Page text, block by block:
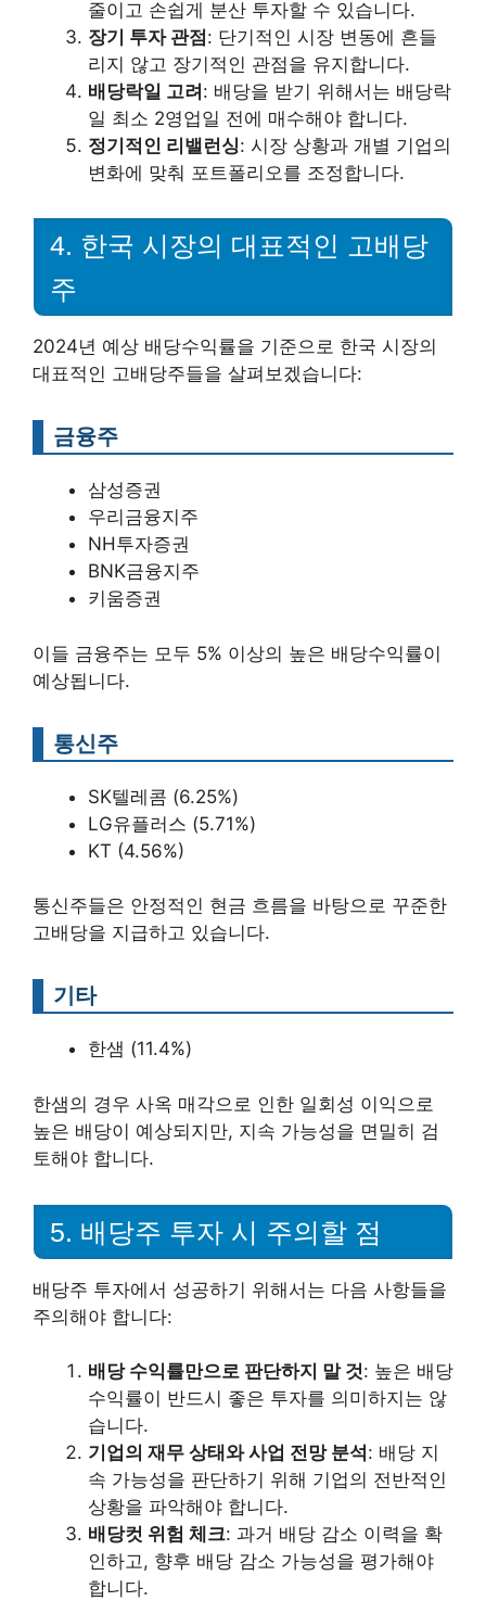
줄이고 손쉽게 분산 투자할 수 있습니다.
장기 투자 관점: 단기적인 시장 변동에 흔들
리지 않고 장기적인 관점을 유지합니다.
배당락일 고려: 배당을 받기 위해서는 배당락
일 최소 2영업일 전에 매수해야 합니다.
정기적인 리밸런싱: 시장 상황과 개별 기업의
변화에 맞춰 포트폴리오를 조정합니다.
4. 한국 시장의 대표적인 고배당
주
2024년 예상 배당수익률을 기준으로 한국 시장의
대표적인 고배당주들을 살펴보겠습니다:
금융주
삼성증권
우리금융지주
NH투자증권
BNK금융지주
키움증권
이들 금융주는 모두 5% 이상의 높은 배당수익률이
예상됩니다.
통신주
SK텔레콤 (6.25%)
LG유플러스 (5.71%)
KT (4.56%)
통신주들은 안정적인 현금 흐름을 바탕으로 꾸준한
고배당을 지급하고 있습니다.
기타
한샘 (11.4%)
한샘의 경우 사옥 매각으로 인한 일회성 이익으로
높은 배당이 예상되지만, 지속 가능성을 면밀히 검
토해야 합니다.
5. 배당주 투자 시 주의할 점
배당주 투자에서 성공하기 위해서는 다음 사항들을
주의해야 합니다:
배당 수익률만으로 판단하지 말 것: 높은 배당
수익률이 반드시 좋은 투자를 의미하지는 않
습니다.
기업의 재무 상태와 사업 전망 분석 : 배당 지
속 가능성을 판단하기 위해 기업의 전반적인
상황을 파악해야 합니다.
배당컷 위험 체크: 과거 배당 감소 이력을 확
인하고, 향후 배당 감소 가능성을 평가해야
합니다.